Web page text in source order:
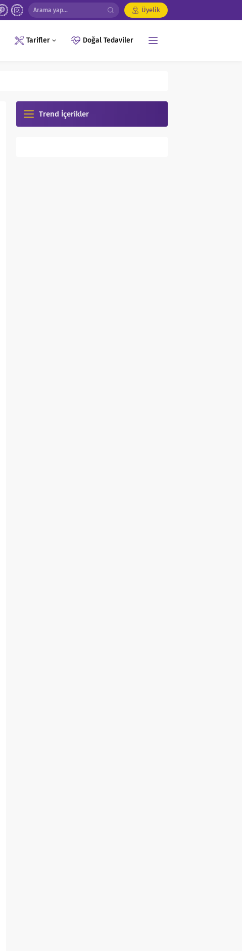
Üyelik
Tarifler Doğal Tedaviler
Trend İçerikler